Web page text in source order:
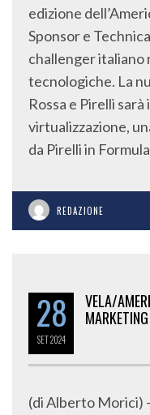
edizione
Sponsor e
challenger italiano
tecnologiche. La
Rossa e Pirelli
virtualizzazione,
da Pirelli in
REDAZIONE
28
SET2024
VELA/
(di Alberto Morici)